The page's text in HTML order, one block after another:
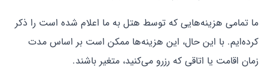
ما تمامی هزینه‌هایی که توسط هتل به ما اعلام شده است را ذکر
کرده‌ایم. با این حال، این هزینه‌ها ممکن است بر اساس مدت
زمان اقامت یا اتاقی که رزرو می‌کنید، متغیر باشند.